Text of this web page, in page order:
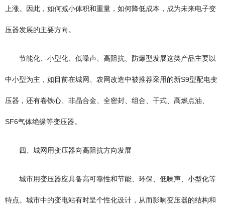
上涨。因此，如何减小体积和重量，如何降低成本，成为未来电子变
压器发展的主要方向。
节能化、小型化、低噪声、高阻抗、防爆型发展这类产品主要以
中小型为主，如目前在城网、农网改造中被推荐采用的新S9型配电变
压器，还有卷铁心、非晶合金、全密封、组合、干式、高燃点油、
SF6气体绝缘等变压器。
四、城网用变压器向高阻抗方向发展
城市用变压器应具备高可靠性和节能、环保、低噪声、小型化等
特点。城市中的变电站有时呈个性化设计，从而影响变压器的结构和